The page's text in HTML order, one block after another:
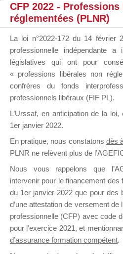
il
Ce groupe est destiné aux
formation. Il accueille
CFP 2022 -
réglementées (PLNR)
La loi n°2022-172 du 14 février
professionnelle indépendante a
législatives qui ont pour
« professions libérales non
confrères du fonds
professionnels libéraux (FIF PL).
L’Urssaf, en anticipation de la loi,
1er janvier 2022.
En pratique, nous constatons dès
PLNR ne relèvent plus de
Nous vous rappelons que
intervenir pour le financement
du 1er janvier 2022 que pour des
d’une attestation de versement
professionnelle (CFP) avec code
pour l’exercice 2021, et
d’assurance formation compétent.